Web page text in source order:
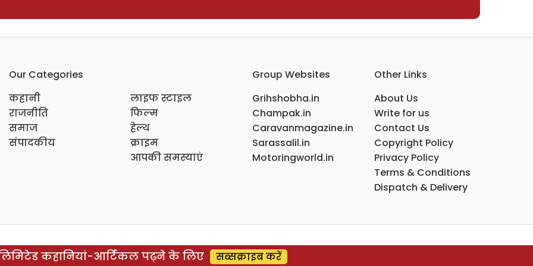
Our Categories
कहानी
राजनीति
समाज
संपादकीय
लाइफ स्टाइल
फिल्म
हेल्थ
क्राइम
आपकी समस्याएं
Group Websites
Grihshobha.in
Champak.in
Caravanmagazine.in
Sarassalil.in
Motoringworld.in
Other Links
About Us
Write for us
Contact Us
Copyright Policy
Privacy Policy
Terms & Conditions
Dispatch & Delivery
कहानियां-आर्टिकल पढ़ने के लिए सब्सक्राइब करें